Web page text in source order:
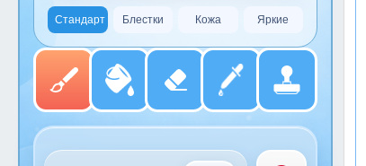
Стандарт Блестки Кожа Яркие